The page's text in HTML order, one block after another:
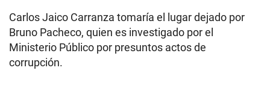
Carlos Jaico Carranza tomaría el lugar dejado por
Bruno Pacheco, quien es investigado por el
Ministerio Público por presuntos actos de
corrupción.